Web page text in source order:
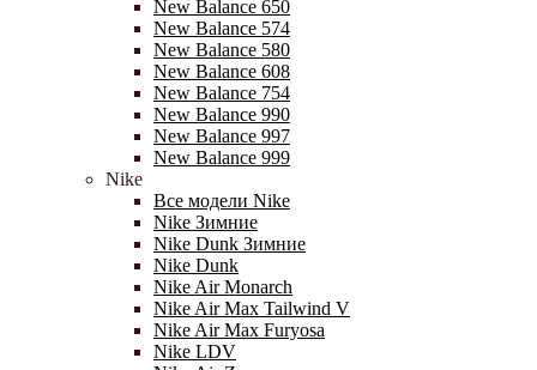
New Balance 650
New Balance 574
New Balance 580
New Balance 608
New Balance 754
New Balance 990
New Balance 997
New Balance 999
Nike
Все модели Nike
Nike Зимние
Nike Dunk Зимние
Nike Dunk
Nike Air Monarch
Nike Air Max Tailwind V
Nike Air Max Furyosa
Nike LDV